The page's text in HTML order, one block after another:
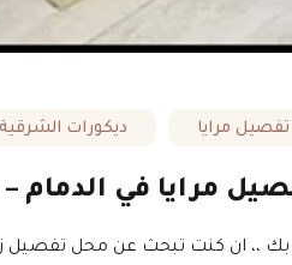
تفصيل مرايا ديكورات الشرقية
مرايا في الدمام –
بك ،، ان كنت تبحث عن محل تفصيل